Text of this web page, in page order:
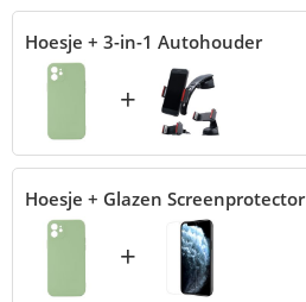
Hoesje + 3-in-1 Autohouder
+
Hoesje + Glazen Screenprotector
+